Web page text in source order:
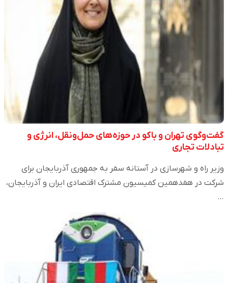
گفت‌وگوی تهران و باکو در حوزه‌های حمل‌ونقل، انرژی و
تبادلات تجاری
وزیر راه و شهرسازی در آستانه سفر به جمهوری آذربایجان برای
شرکت در هفدهمین کمیسیون مشترک اقتصادی ایران و آذربایجان،
…